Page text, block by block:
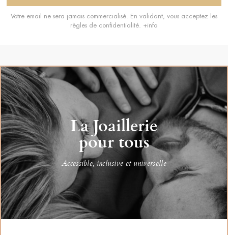
Votre email ne sera jamais commercialisé. En validant, vous acceptez les
règles de confidentialité. +info
La Joaillerie
pour tous
Accessible, inclusive et universelle